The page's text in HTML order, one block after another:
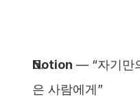
Notion — “자기만
은 사람에게”